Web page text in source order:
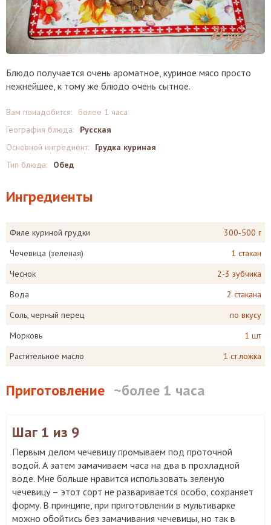
Блюдо получается очень ароматное, куриное мясо просто
нежнейшее, к тому же блюдо очень сытное.
Вам понадобится:
более 1 часа
География блюда:
Русская
Основной ингредиент:
Грудка куриная
Тип блюда:
Обед
Ингредиенты
Филе куриной грудки
300-500 г
Чечевица (зеленая)
1 стакан
Чеснок
2-3 зубчика
Вода
2 стакана
Соль, черный перец
по вкусу
Морковь
1 шт
Растительное масло
1 ст.ложка
Приготовление ~более 1 часа
Шаг 1 из 9
Первым делом чечевицу промываем под проточной
водой. А затем замачиваем часа на два в прохладной
воде. Мне больше нравится использовать зеленую
чечевицу – этот сорт не разваривается особо, сохраняет
форму. В принципе, при приготовлении в мультиварке
можно обойтись без замачивания чечевицы, но так в